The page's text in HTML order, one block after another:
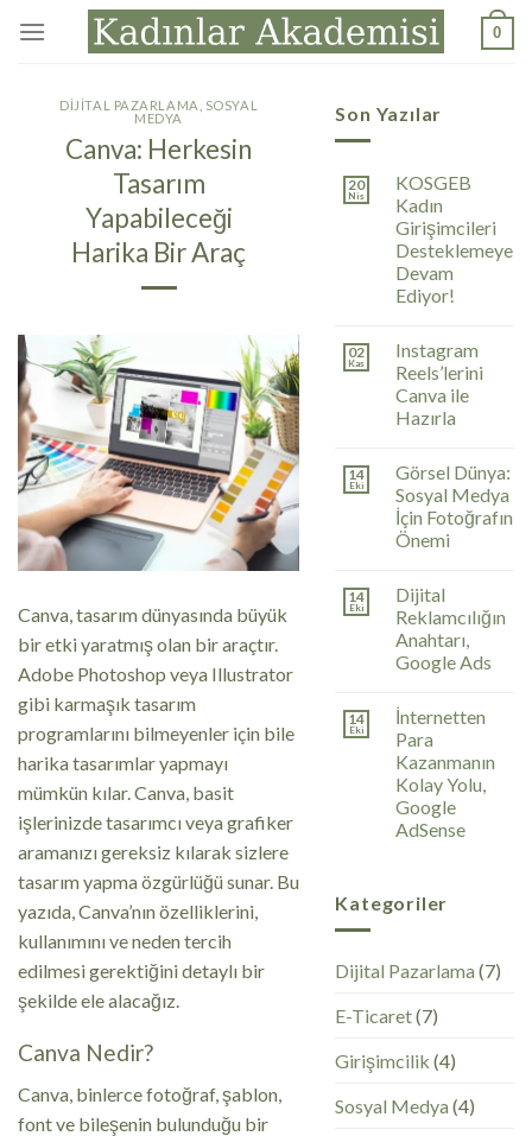
atla
0
DIJITAL PAZARLAMA
SOSYAL
MEDYA
Canva: Herkesin
Tasarım
Yapabileceği
Harika Bir Araç
Canva, tasarım dünyasında büyük
bir etki yaratmış olan bir araçtır.
Adobe Photoshop veya Illustrator
gibi karmaşık tasarım
programlarını bilmeyenler için bile
harika tasarımlar yapmayı
mümkün kılar. Canva, basit
işlerinizde tasarımcı veya grafiker
aramanızı gereksiz kılarak sizlere
tasarım yapma özgürlüğü sunar. Bu
yazıda, Canva’nın özelliklerini,
kullanımını ve neden tercih
edilmesi gerektiğini detaylı bir
şekilde ele alacağız.
Canva Nedir?
Canva, binlerce fotoğraf, şablon,
font ve bileşenin bulunduğu bir
Son Yazılar
20
Nis
KOSGEB
Kadın
Girişimcileri
Desteklemeye
Devam
Ediyor!
02
Kas
Instagram
Reels’lerini
Canva ile
Hazırla
14
Eki
Görsel Dünya:
Sosyal Medya
İçin Fotoğrafın
Önemi
14
Eki
Dijital
Reklamcılığın
Anahtarı,
Google Ads
14
Eki
İnternetten
Para
Kazanmanın
Kolay Yolu,
Google
AdSense
Kategoriler
Dijital Pazarlama (7)
E-Ticaret(7)
Girişimcilik (4)
Sosyal Medya (4)